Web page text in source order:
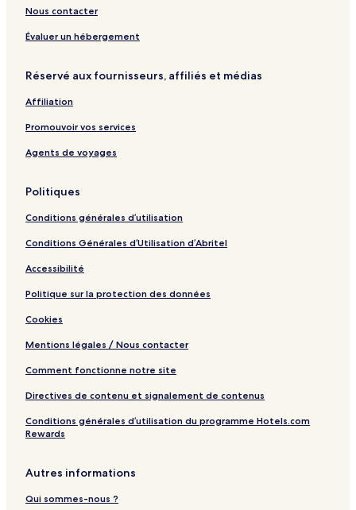
Nous contacter
Évaluer un hébergement
Réservé aux fournisseurs, affiliés et médias
Affiliation
Promouvoir vos services
Agents de voyages
Politiques
Conditions générales d’utilisation
Conditions Générales d’Utilisation d’Abritel
Accessibilité
Politique sur la protection des données
Cookies
Mentions légales / Nous contacter
Comment fonctionne notre site
Directives de contenu et signalement de contenus
Conditions générales d’utilisation du programme Hotels.com
Rewards
Autres informations
Qui sommes-nous ?